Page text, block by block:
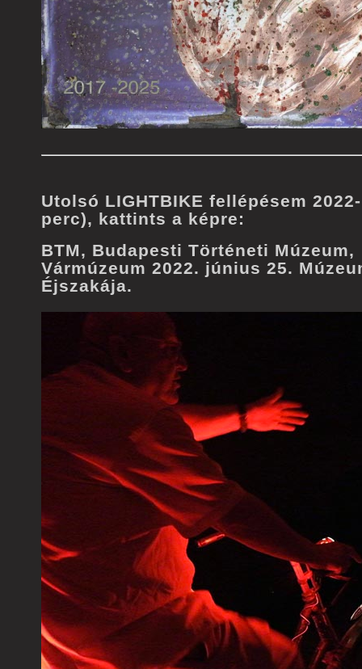
Utolsó LIGHTBIKE fellépésem
perc), kattints a képre:
BTM, Budapesti Történeti Múzeum,
Vármúzeum 2022. június 25.
Éjszakája.